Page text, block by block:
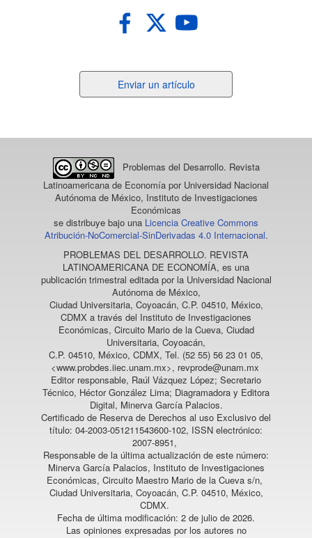
un
Enviar un artículo
Problemas del Desarrollo. Revista
Latinoamericana de Economía por Universidad Nacional
Autónoma de México, Instituto de Investigaciones
Económicas
se distribuye bajo una Licencia Creative Commons
Atribución-NoComercial-SinDerivadas 4.0 Internacional.
PROBLEMAS DEL DESARROLLO. REVISTA
LATINOAMERICANA DE ECONOMÍA, es una
publicación trimestral editada por la Universidad Nacional
Autónoma de México,
Ciudad Universitaria, Coyoacán, C.P. 04510, México,
CDMX a través del Instituto de Investigaciones
Económicas, Circuito Mario de la Cueva, Ciudad
Universitaria, Coyoacán,
C.P. 04510, México, CDMX, Tel. (52 55) 56 23 01 05,
<www.probdes.iiec.unam.mx>, revprode@unam.mx
Editor responsable, Raúl Vázquez López; Secretario
Técnico, Héctor González Lima; Diagramadora y Editora
Digital, Minerva García Palacios.
Certificado de Reserva de Derechos al uso Exclusivo del
título: 04-2003-051211543600-102, ISSN electrónico:
2007-8951,
Responsable de la última actualización de este número:
Minerva García Palacios, Instituto de Investigaciones
Económicas, Circuito Maestro Mario de la Cueva s/n,
Ciudad Universitaria, Coyoacán, C.P. 04510, México,
CDMX.
Fecha de última modificación: 2 de julio de 2026.
Las opiniones expresadas por los autores no